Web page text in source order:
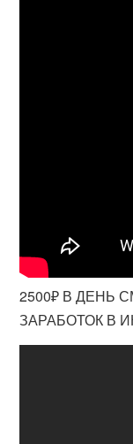
2500₽ В ДЕНЬ
ЗАРАБОТОК В